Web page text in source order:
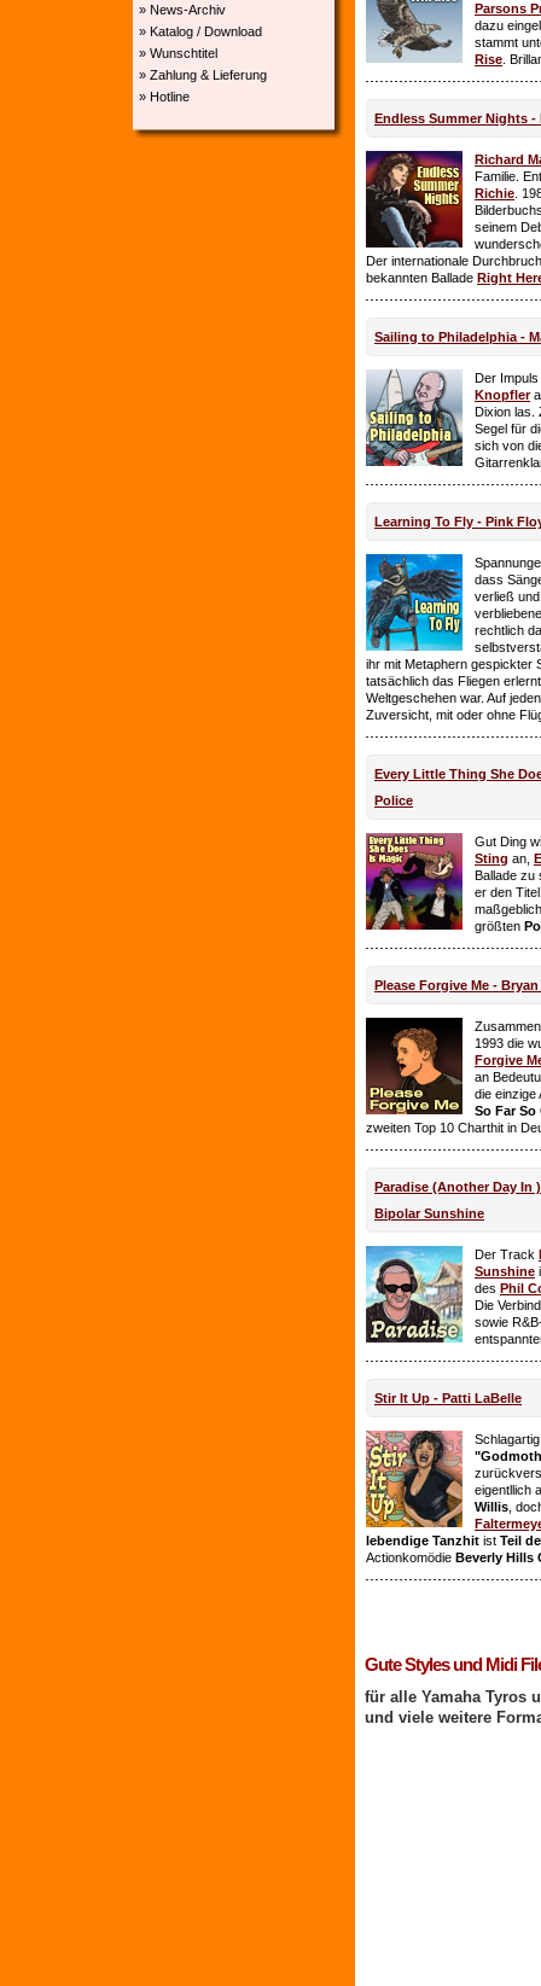
» News-Archiv
» Katalog / Download
» Wunschtitel
» Zahlung & Lieferung
» Hotline
Parsons
dazu
stammt
Rise .
Endless Summer Nights -
Richard
Familie.
Richie .
seinem
Der internationale
bekannten Ballade Right
Sailing to Philadelphia -
Der
Knopfler
Dixion las.
Segel für
sich von
Learning To Fly - Pink
dass
verließ
rechtlich
ihr mit Metaphern gespickter
tatsächlich das Fliegen
Weltgeschehen war. Auf
Zuversicht, mit oder ohne
Every Little Thing She
Police
Gut Ding
Sting an,
Ballade zu
er den
größten
Please Forgive Me -
1993 die
Forgive
an
die einzige
So Far So
zweiten Top 10 Charthit in
Paradise (Another Day In
Bipolar Sunshine
Der Track
Sunshine
des Phil
Die
sowie
Stir It Up - Patti LaBelle
eigentllich
Willis ,
lebendige Tanzhit ist Teil
Actionkomödie Beverly Hills
Gute Styles und Midi
für alle Yamaha Tyros
und viele weitere